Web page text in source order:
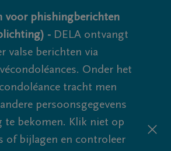
voor phishingberichten
- DELA ontvangt
valse berichten via
Onder het
tracht men
persoonsgegevens
te bekomen. Klik niet op
of bijlagen en controleer